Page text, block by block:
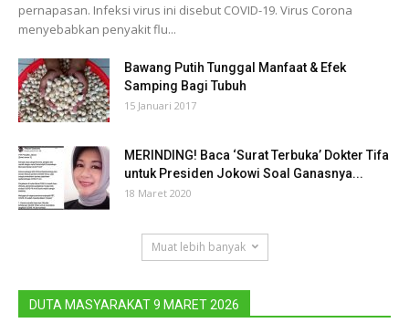
pernapasan. Infeksi virus ini disebut COVID-19. Virus Corona
menyebabkan penyakit flu...
Bawang Putih Tunggal Manfaat & Efek
Samping Bagi Tubuh
15 Januari 2017
MERINDING! Baca ‘Surat Terbuka’ Dokter Tifa
untuk Presiden Jokowi Soal Ganasnya...
18 Maret 2020
Muat lebih banyak
DUTA MASYARAKAT 9 MARET 2026